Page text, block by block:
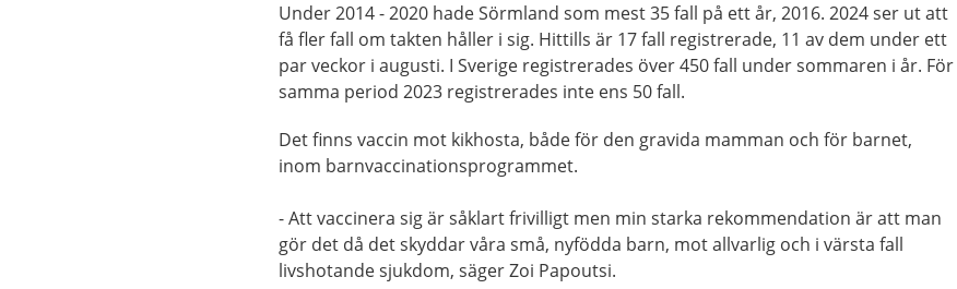
Under 2014 - 2020 hade Sörmland som mest 35 fall på ett år, 2016. 2024 ser ut att
få fler fall om takten håller i sig. Hittills är 17 fall registrerade, 11 av dem under ett
par veckor i augusti. I Sverige registrerades över 450 fall under sommaren i år. För
samma period 2023 registrerades inte ens 50 fall.
Det finns vaccin mot kikhosta, både för den gravida mamman och för barnet,
inom barnvaccinationsprogrammet.
- Att vaccinera sig är såklart frivilligt men min starka rekommendation är att man
gör det då det skyddar våra små, nyfödda barn, mot allvarlig och i värsta fall
livshotande sjukdom, säger Zoi Papoutsi.